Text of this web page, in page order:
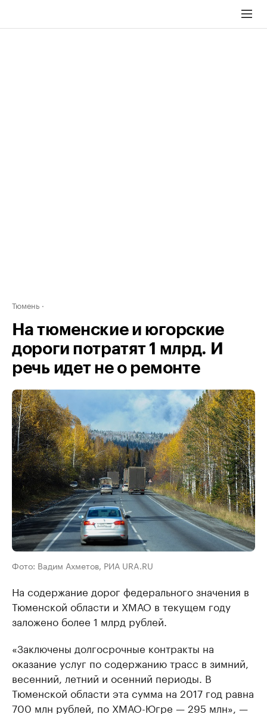
Тюмень
На тюменские и югорские
дороги потратят 1 млрд. И
речь идет не о ремонте
Фото: Вадим Ахметов, РИА URA.RU
На содержание дорог федерального значения в
Тюменской области и ХМАО в текущем году
заложено более 1 млрд рублей.
«Заключены долгосрочные контракты на
оказание услуг по содержанию трасс в зимний,
весенний, летний и осенний периоды. В
Тюменской области эта сумма на 2017 год равна
700 млн рублей, по ХМАО-Югре — 295 млн», —